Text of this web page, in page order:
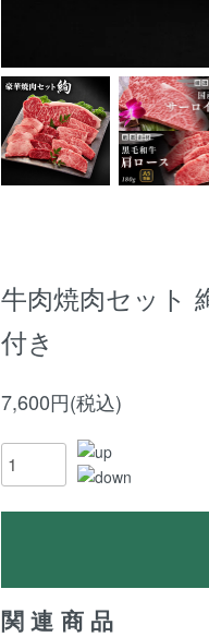
牛肉焼肉セット
付き
7,600円(税込)
関連商品